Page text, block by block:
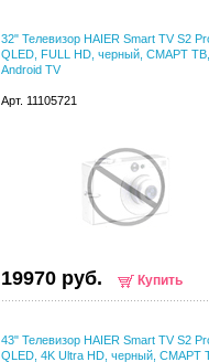
32" Телевизор HAIER Smart TV S2
QLED, FULL HD, черный, СМАРТ ТВ,
Android TV
Арт. 11105721
19970 руб. Купить
43" Телевизор HAIER Smart TV S2
QLED, 4K Ultra HD, черный, СМАРТ